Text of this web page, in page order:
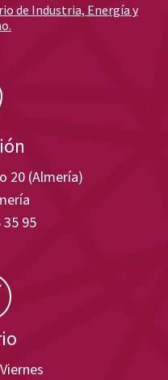
20 (Almería)
35 95
de Industria, Energía y